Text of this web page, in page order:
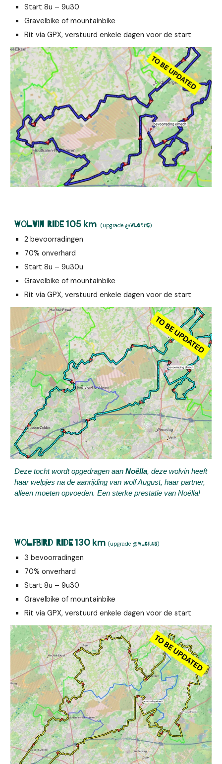
Start 8u –9u30
Gravelbike of mountainbike
Rit via GPX, verstuurd enkele dagen voor de start
Wolvin Ride105 km (upgrade @WLGR#5)
2bevoorradingen
70% onverhard
Start 8u –9u30u
Gravelbike of mountainbike
Rit via GPX, verstuurd enkele dagen voor de start
Deze tocht wordt opgedragen aanNoëlla, deze wolvin heeft
haar welpjes na de aanrijding van wolf August, haar partner,
alleen moeten opvoeden. Een sterke prestatie van Noëlla!
Wolfbird Ride130 km(upgrade @WLGR#5)
3 bevoorradingen
70% onverhard
Start 8u –9u30
Gravelbike of mountainbike
Rit via GPX, verstuurd enkele dagen voor de start